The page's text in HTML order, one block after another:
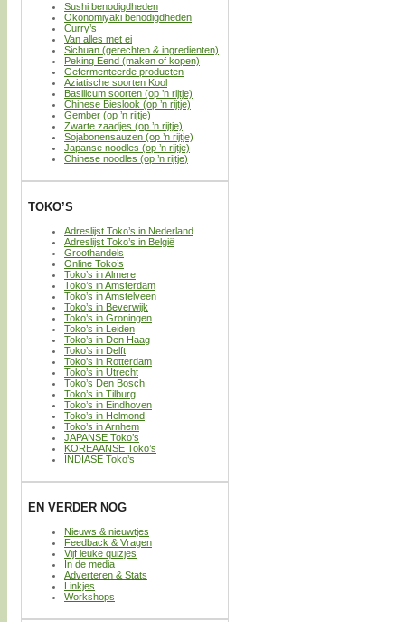
Sushi benodigdheden
Okonomiyaki benodigdheden
Curry’s
Van alles met ei
Sichuan (gerechten & ingredienten)
Peking Eend (maken of kopen)
Gefermenteerde producten
Aziatische soorten Kool
Basilicum soorten (op ’n rijtje)
Chinese Bieslook (op ’n rijtje)
Gember (op ’n rijtje)
Zwarte zaadjes (op ’n rijtje)
Sojabonensauzen (op ’n rijtje)
Japanse noodles (op ’n rijtje)
Chinese noodles (op ’n rijtje)
TOKO’S
Adreslijst Toko’s in Nederland
Adreslijst Toko’s in België
Groothandels
Online Toko’s
Toko’s in Almere
Toko’s in Amsterdam
Toko’s in Amstelveen
Toko’s in Beverwijk
Toko’s in Groningen
Toko’s in Leiden
Toko’s in Den Haag
Toko’s in Delft
Toko’s in Rotterdam
Toko’s in Utrecht
Toko’s Den Bosch
Toko’s in Tilburg
Toko’s in Eindhoven
Toko’s in Helmond
Toko’s in Arnhem
JAPANSE Toko’s
KOREAANSE Toko’s
INDIASE Toko’s
EN VERDER NOG
Nieuws & nieuwtjes
Feedback & Vragen
Vijf leuke quizjes
In de media
Adverteren & Stats
Linkjes
Workshops